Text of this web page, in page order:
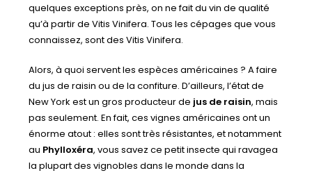
quelques exceptions près, on ne fait du vin de qualité
qu’à partir de Vitis Vinifera. Tous les cépages que vous
connaissez, sont des Vitis Vinifera.
Alors, à quoi servent les espèces américaines ? A faire
du jus de raisin ou de la confiture. D’ailleurs, l’état de
New York est un gros producteur de jus de raisin, mais
pas seulement. En fait, ces vignes américaines ont un
énorme atout : elles sont très résistantes, et notamment
au Phylloxéra, vous savez ce petit insecte qui ravagea
la plupart des vignobles dans le monde dans la